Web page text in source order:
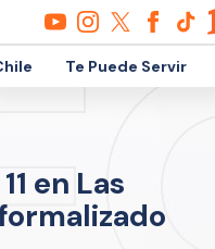
Te Puede Servir
en Las